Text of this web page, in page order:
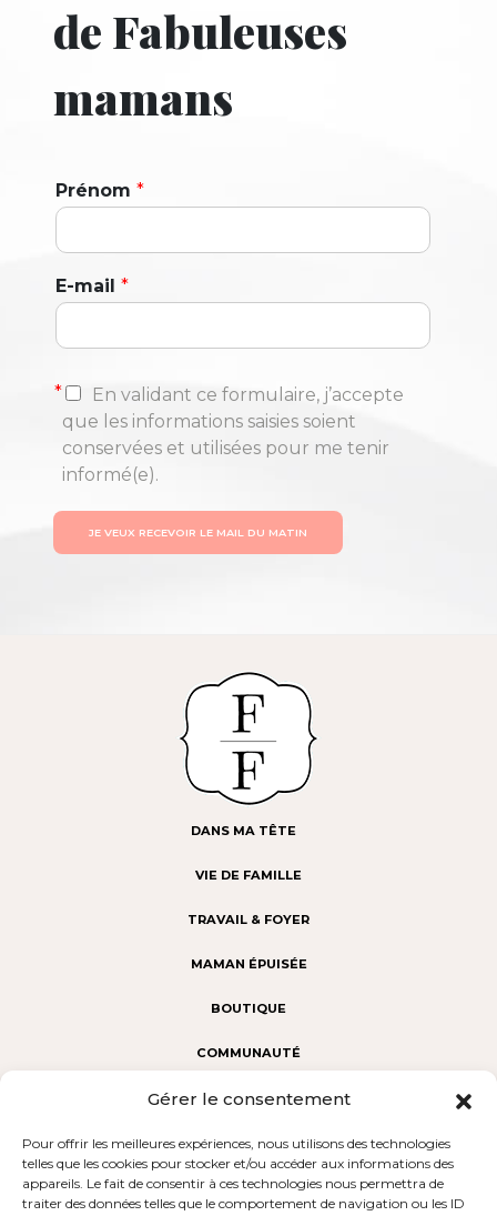
Gérer le consentement
Pour offrir les meilleures expériences, nous utilisons des technologies
telles que les cookies pour stocker et/ou accéder aux informations des
appareils. Le fait de consentir à ces technologies nous permettra de
traiter des données telles que le comportement de navigation ou les ID
de Fabuleuses
mamans
Prénom *
E-mail *
*
En validant ce formulaire, j’accepte
que les informations saisies soient
conservées et utilisées pour me tenir
informé(e).
JE VEUX RECEVOIR LE MAIL DU MATIN
DANS MA TÊTE
VIE DE FAMILLE
TRAVAIL & FOYER
MAMAN ÉPUISÉE
BOUTIQUE
COMMUNAUTÉ
Fabuleuses au foyer : révéler la Fabuleuse en chaque maman.
des mamans. Notre mission : porter un regard sincère sur la
maternité à l'intérieur et à l'extérieur du foyer, rejoindre les
femmes dans leur vie réelle et non rêvée, et donner la parole
aux mamans d’aujourd’hui.